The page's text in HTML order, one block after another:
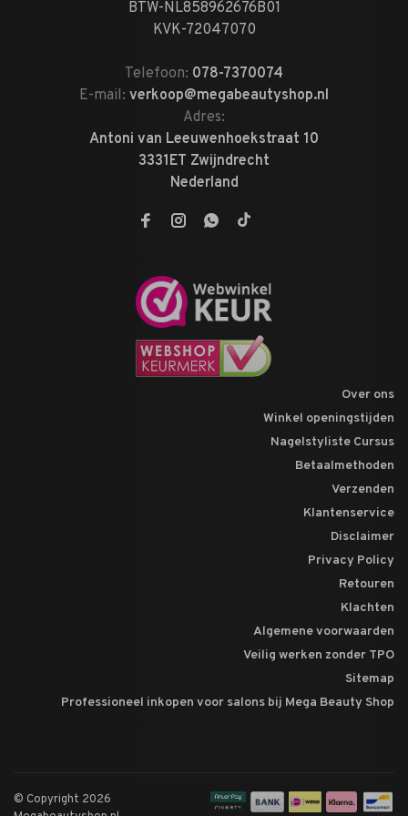
BTW-NL858962676B01
KVK-72047070
Telefoon: 078-7370074
E-mail: verkoop@megabeautyshop.nl
Adres:
Antoni van Leeuwenhoekstraat 10
3331ET Zwijndrecht
Nederland
Over ons
Winkel openingstijden
Nagelstyliste Cursus
Betaalmethoden
Verzenden
Klantenservice
Disclaimer
Privacy Policy
Retouren
Klachten
Algemene voorwaarden
Veilig werken zonder TPO
Sitemap
Professioneel inkopen voor salons bij Mega Beauty Shop
© Copyright 2026